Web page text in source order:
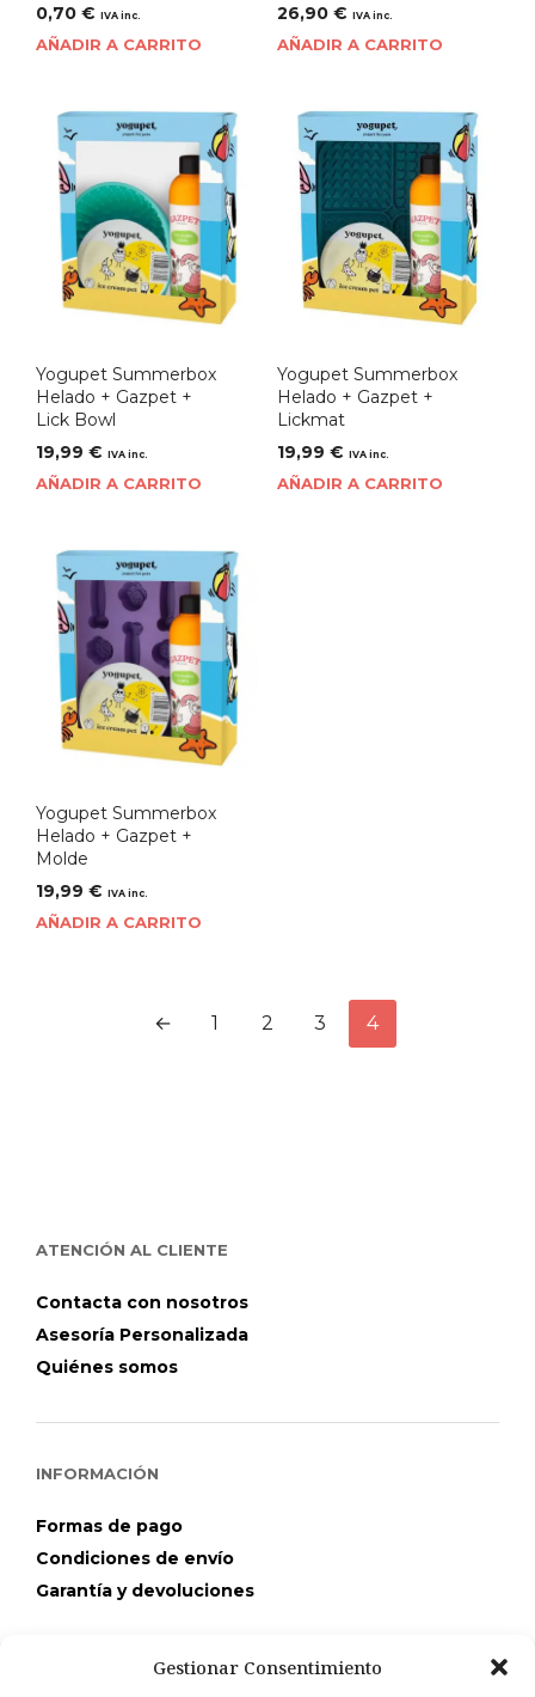
Gestionar Consentimiento
0,70 € IVA inc.
AÑADIR A CARRITO
26,90 € IVA inc.
AÑADIR A CARRITO
Yogupet Summerbox
Helado + Gazpet +
Lick Bowl
19,99 € IVA inc.
AÑADIR A CARRITO
Yogupet Summerbox
Helado + Gazpet +
Lickmat
19,99 € IVA inc.
AÑADIR A CARRITO
Yogupet Summerbox
Helado + Gazpet +
Molde
19,99 € IVA inc.
AÑADIR A CARRITO
← 1 2 3 4
ATENCIÓN AL CLIENTE
Contacta con nosotros
Asesoría Personalizada
Quiénes somos
INFORMACIÓN
Formas de pago
Condiciones de envío
Garantía y devoluciones